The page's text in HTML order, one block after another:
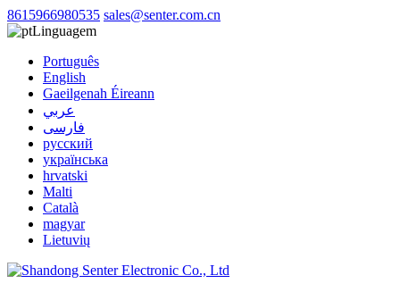
8615966980535 sales@senter.com.cn
Linguagem
Português
English
Gaeilgenah Éireann
عربي
فارسی
русский
українська
hrvatski
Malti
Català
magyar
Lietuvių